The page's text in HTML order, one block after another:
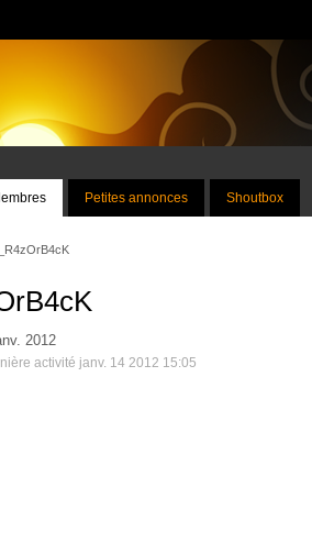
Petites annonces Shoutbox
2012
activité janv. 14 2012 15:05